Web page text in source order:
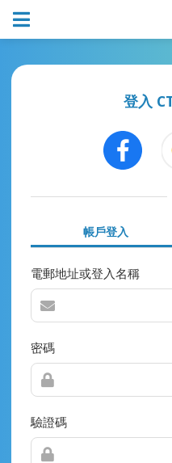
登入
帳戶登入
電郵地址或登入名稱
密碼
驗證碼